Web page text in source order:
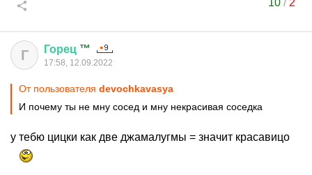
10 / 2
Г Горец ™
17:58, 12.09.2022
От пользователя devochkavasya
И почему ты не мну сосед и мну некрасивая соседка
у тебю цицки как две джамалугмы = значит красавицо